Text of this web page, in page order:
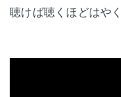
聴けば聴くほどはや